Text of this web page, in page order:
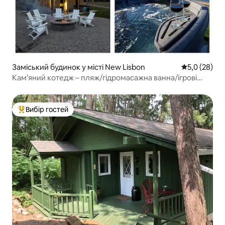
Заміський будинок у місті New Lisbon Середня
5,0 (28)
Кам’яний котедж – пляж/гідромасажна ванна/ігрові
Топ вибір гостей
Вибір гостей